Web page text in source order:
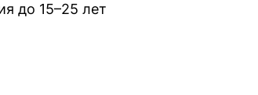
до 15–25 лет